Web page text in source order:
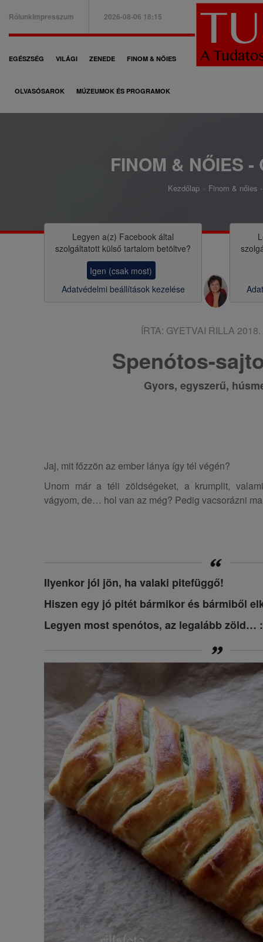
B
a
e
n
RólunkImpresszum 2026-08-06 18:15
F
ő
i
EGÉSZSÉG VILÁGI ZENEDE FINOM & NŐIES
OLVASÓSAROK MÚZEUMOK ÉS PROGRAMOK
FINOM & NŐIES -
o
Kezdőlap Finom & nőies
Legyen a(z) Facebook által
szolgáltatott külső tartalom betöltve?
Igen (csak most)
Adatvédelmi beállítások kezelése
ÍRTA: GYETVAI RILLA
Spenótos-
Gyors, egyszerű,
Jaj, mit főzzön az ember lánya így tél végén?
Unom már a téli zöldségeket, a krumplit,
vágyom, de… hol van az még? Pedig vacsorázni
Ilyenkor jól jön, ha valaki pitefüggő!
Hiszen egy jó pitét bármikor és bármiből
Legyen most spenótos, az legalább zöld…